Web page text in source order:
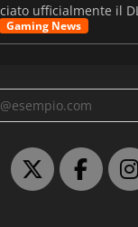
Gaming News